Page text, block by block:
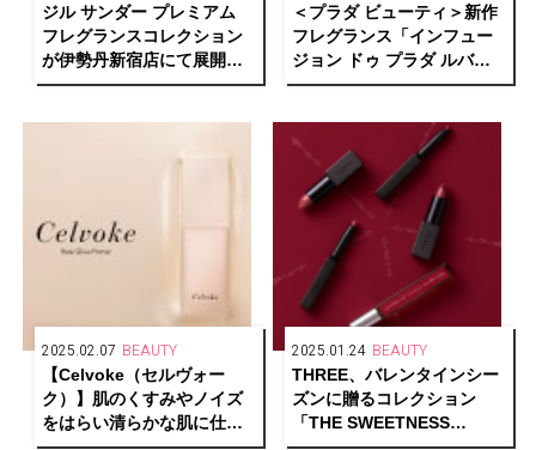
ジル サンダー プレミアム
フレグランスコレクション
が伊勢丹新宿店にて展開開
始
＜プラダ ビューティ＞新作
フレグランス「インフュー
ジョン ドゥ プラダ ルバー
ブ オーデパルファム」が登
2025.02.07 BEAUTY
【Celvoke（セルヴォー
ク）】肌のくすみやノイズ
をはらい清らかな肌に仕立
てる“レア艶”プライマーが
2025.01.24 BEAUTY
THREE、バレンタインシー
ズンに贈るコレクション
「THE SWEETNESS
TABOO」を発売